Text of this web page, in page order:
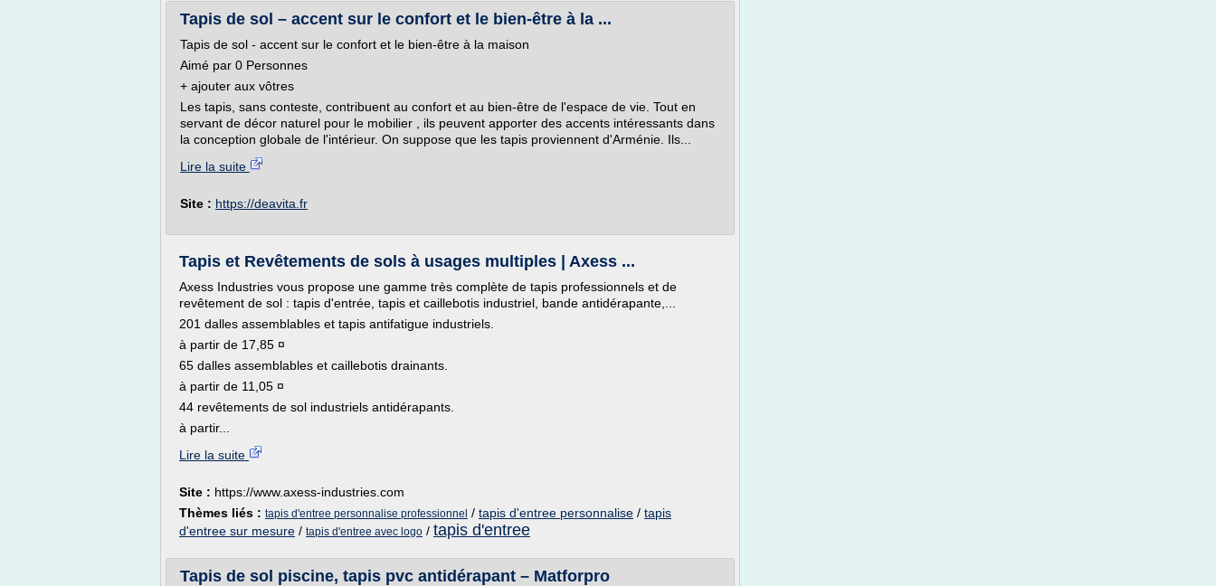
Tapis de sol – accent sur le confort et le bien-être à la ...
Tapis de sol - accent sur le confort et le bien-être à la maison
Aimé par 0 Personnes
+ ajouter aux vôtres
Les tapis, sans conteste, contribuent au confort et au bien-être de l'espace de vie. Tout en
servant de décor naturel pour le mobilier , ils peuvent apporter des accents intéressants dans
la conception globale de l'intérieur. On suppose que les tapis proviennent d'Arménie. Ils...
Lire la suite
Site : https://deavita.fr
Tapis et Revêtements de sols à usages multiples | Axess ...
Axess Industries vous propose une gamme très complète de tapis professionnels et de
revêtement de sol : tapis d'entrée, tapis et caillebotis industriel, bande antidérapante,...
201 dalles assemblables et tapis antifatigue industriels.
à partir de 17,85 ¤
65 dalles assemblables et caillebotis drainants.
à partir de 11,05 ¤
44 revêtements de sol industriels antidérapants.
à partir...
Lire la suite
Site : https://www.axess-industries.com
Thèmes liés : tapis d'entree personnalise professionnel / tapis d'entree personnalise / tapis
d'entree sur mesure / tapis d'entree avec logo / tapis d'entree
Tapis de sol piscine, tapis pvc antidérapant – Matforpro